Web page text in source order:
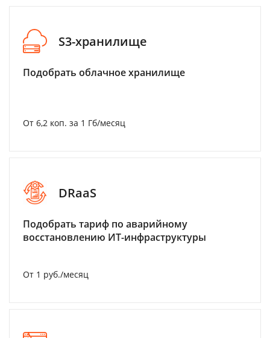
S3-хранилище
Подобрать облачное хранилище
От 6,2 коп. за 1 Гб/месяц
DRaaS
Подобрать тариф по аварийному
восстановлению ИТ-инфраструктуры
От 1 руб./месяц